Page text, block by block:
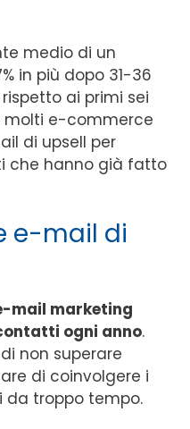
medio di un
in più dopo 31-36
ai primi sei
molti e-commerce
di upsell per
che hanno già fatto
e-mail di
mail marketing
ogni anno.
non superare
di coinvolgere i
da troppo tempo.